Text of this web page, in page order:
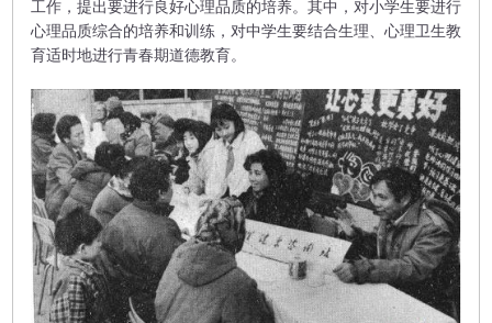
工作，提出要进行良好心理品质的培养。其中，对小学生要进行
心理品质综合的培养和训练，对中学生要结合生理、心理卫生教
育适时地进行青春期道德教育。